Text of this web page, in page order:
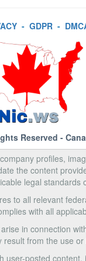
- GDPR-
Reserved -
profiles,
the content
legal standards
to all relevant
with all
in connection
from the use
user-posted